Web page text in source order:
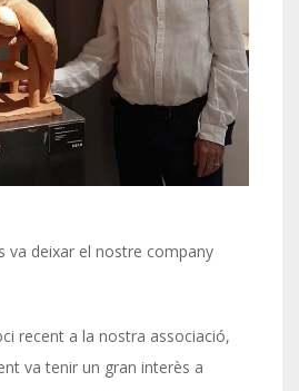
va deixar el nostre company
recent a la nostra associació,
va tenir un gran interès a